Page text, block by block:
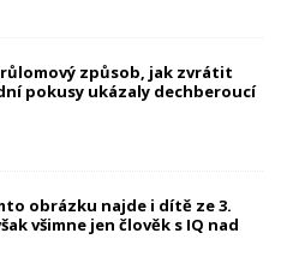
způsob, jak zvrátit
pokusy ukázaly dechberoucí
obrázku najde i dítě ze 3.
všimne jen člověk s IQ nad